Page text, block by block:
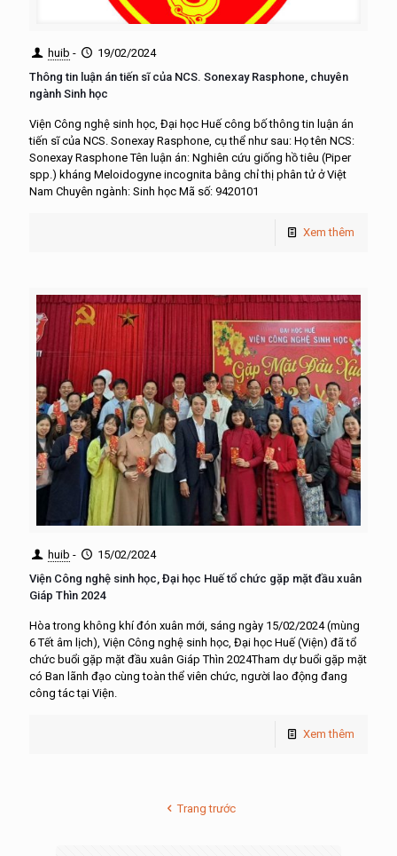
huib -
19/02/2024
Thông tin luận án tiến sĩ của NCS. Sonexay Rasphone, chuyên
ngành Sinh học
Viện Công nghệ sinh học, Đại học Huế công bố thông tin luận án
tiến sĩ của NCS. Sonexay Rasphone, cụ thể như sau: Họ tên NCS:
Sonexay Rasphone Tên luận án: Nghiên cứu giống hồ tiêu (Piper
spp.) kháng Meloidogyne incognita bằng chỉ thị phân tử ở Việt
Nam Chuyên ngành: Sinh học Mã số: 9420101
Xem thêm
huib -
15/02/2024
Viện Công nghệ sinh học, Đại học Huế tổ chức gặp mặt đầu xuân
Giáp Thìn 2024
Hòa trong không khí đón xuân mới, sáng ngày 15/02/2024 (mùng
6 Tết âm lịch), Viện Công nghệ sinh học, Đại học Huế (Viện) đã tổ
chức buổi gặp mặt đầu xuân Giáp Thìn 2024Tham dự buổi gặp mặt
có Ban lãnh đạo cùng toàn thể viên chức, người lao động đang
công tác tại Viện.
Xem thêm
Trang trước